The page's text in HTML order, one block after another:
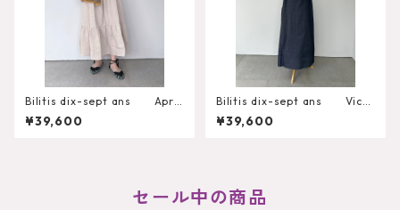
Bilitis dix-sept ans Apro
n Cami Dress
¥39,600
Bilitis dix-sept ans Victo
rian Skirt
¥39,600
セール中の商品